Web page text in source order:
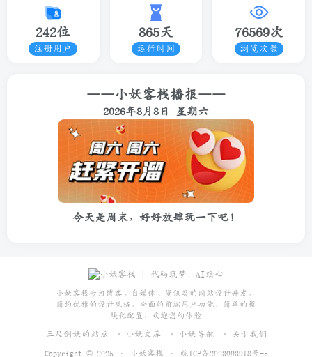
242位
注册用户
865天
运行时间
76569次
浏览次数
——小妖客栈播报——
2026年8月8日 星期六
今天是周末，好好放肆玩一下吧！
小妖客栈专为博客、自媒体、资讯类的网站设计开发，
简约优雅的设计风格，全面的前端用户功能，简单的模
块化配置，欢迎您的体验
三尺剑妖的站点 小妖文库 小妖导航 关于我们
Copyright © 2025 · 小妖客栈 · 皖ICP备2023003918号-5